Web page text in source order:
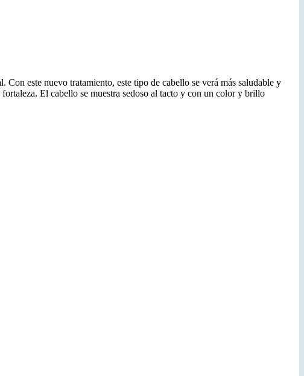
este nuevo tratamiento, este tipo de cabello se verá más saludable y
El cabello se muestra sedoso al tacto y con un color y brillo